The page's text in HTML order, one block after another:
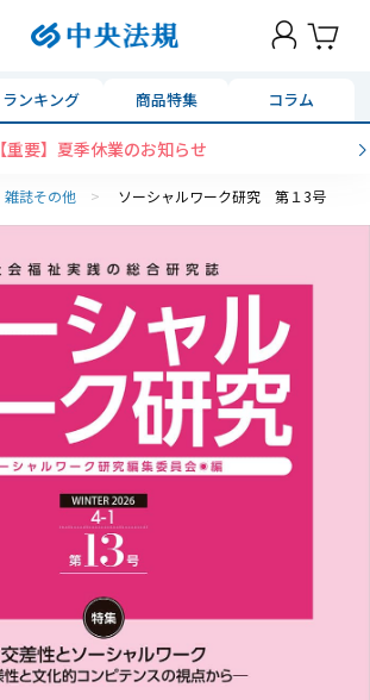
ランキング 商品特集 コラム
【重要】夏季休業のお知らせ
雑誌その他 > ソーシャルワーク研究 第１3号